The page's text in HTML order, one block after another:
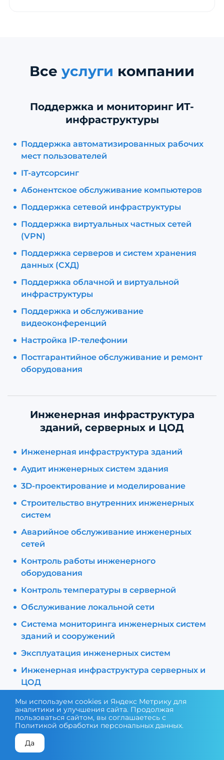
Все услуги компании
Поддержка и мониторинг ИТ-
инфраструктуры
Поддержка автоматизированных рабочих
мест пользователей
IT-аутсорсинг
Абонентское обслуживание компьютеров
Поддержка сетевой инфраструктуры
Поддержка виртуальных частных сетей
(VPN)
Поддержка серверов и систем хранения
данных (СХД)
Поддержка облачной и виртуальной
инфраструктуры
Поддержка и обслуживание
видеоконференций
Настройка IP-телефонии
Постгарантийное обслуживание и ремонт
оборудования
Инженерная инфраструктура
зданий, серверных и ЦОД
Инженерная инфраструктура зданий
Аудит инженерных систем здания
3D-проектирование и моделирование
Строительство внутренних инженерных
систем
Аварийное обслуживание инженерных
сетей
Контроль работы инженерного
оборудования
Контроль температуры в серверной
Обслуживание локальной сети
Система мониторинга инженерных систем
зданий и сооружений
Эксплуатация инженерных систем
Инженерная инфраструктура серверных и
ЦОД
Сервисное обслуживание и эксплуатация
инженерных систем
Поставка оборудования и
КОНСУЛЬТАЦИЯ ЭКСПЕРТА
Мы используем cookies и Яндекс Метрику для
аналитики и улучшения сайта. Продолжая
пользоваться сайтом, вы соглашаетесь с
Политикой обработки персональных данных.
Да